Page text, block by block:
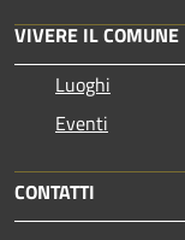
VIVERE IL COMUNE
Luoghi
Eventi
CONTATTI